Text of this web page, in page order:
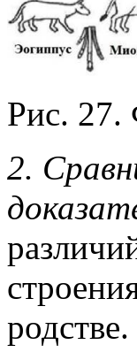
Рис. 27.
2.
родстве.